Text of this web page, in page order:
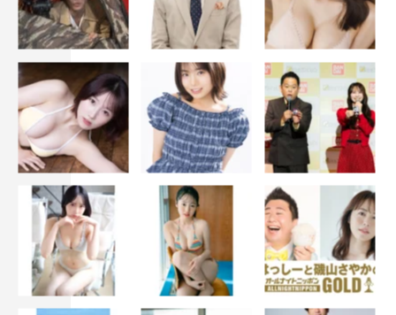
塚地：映画「スター・ウォーズ」シリーズに出たり…。グ
――塚地さん悪い顔をしてます（笑）。
塚地：グフフフ（笑）。野望は尽きないですよね。
――佐谷戸さんから見て塚地さんの忍者スタイルはいかが
ですか？
佐谷戸：めちゃくちゃ似合ってます。しかも、すばしっこ
くなさそうな忍者。すぐミスしてそうな（笑）。そこがま
たいいんですよね。愛嬌があって、ぴったりです本当に。